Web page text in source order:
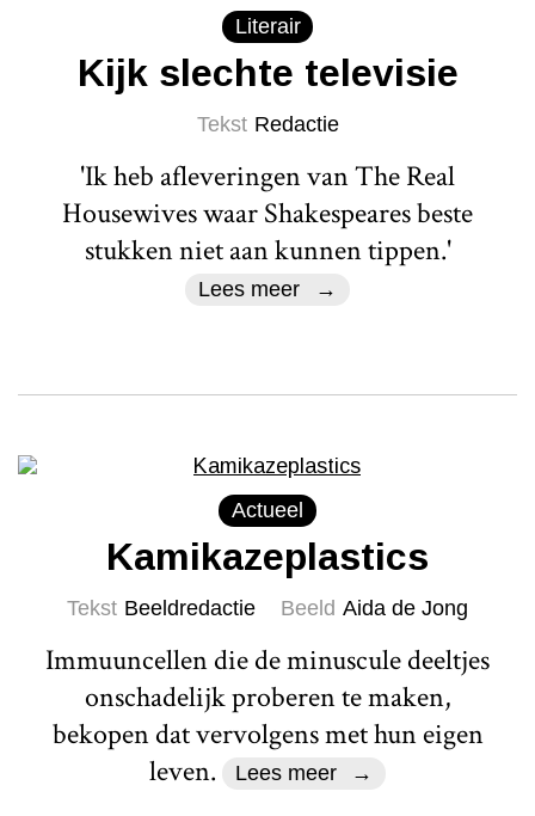
Literair
Kijk slechte televisie
Tekst Redactie
'Ik heb afleveringen van The Real
Housewives waar Shakespeares beste
stukken niet aan kunnen tippen.'
Lees meer
Actueel
Kamikazeplastics
Tekst Beeldredactie Beeld Aida de Jong
Immuuncellen die de minuscule deeltjes
onschadelijk proberen te maken,
bekopen dat vervolgens met hun eigen
leven.
Lees meer